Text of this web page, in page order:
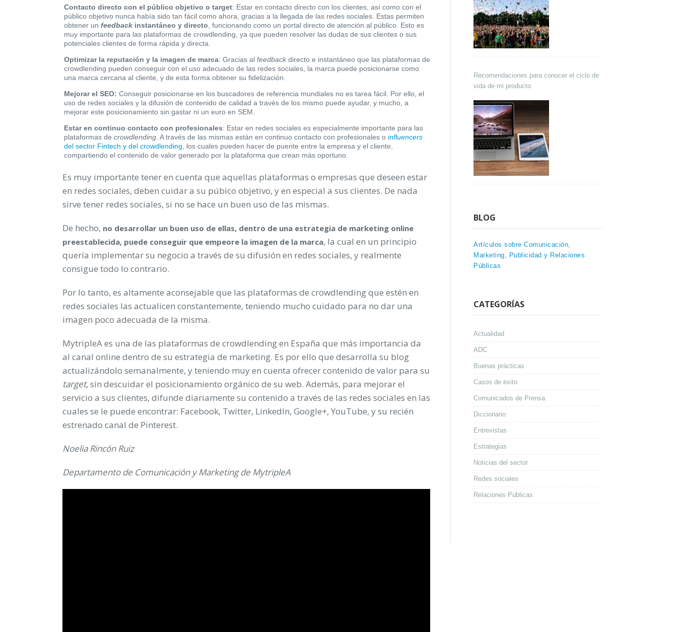
Contacto directo con el público objetivo o target: Estar en contacto directo con los clientes, así como con el
público objetivo nunca había sido tan fácil como ahora, gracias a la llegada de las redes sociales. Estas permiten
obtener un feedback instantáneo y directo , funcionando como un portal directo de atención al público. Esto es
muy importante para las plataformas de crowdlending, ya que pueden resolver las dudas de sus clientes o sus
potenciales clientes de forma rápida y directa.
Optimizar la reputación y la imagen de marca: Gracias al feedback directo e instantáneo que las plataformas de
crowdlending pueden conseguir con el uso adecuado de las redes sociales, la marca puede posicionarse como
una marca cercana al cliente, y de esta forma obtener su fidelización.
Mejorar el SEO: Conseguir posicionarse en los buscadores de referencia mundiales no es tarea fácil. Por ello, el
uso de redes sociales y la difusión de contenido de calidad a través de los mismo puede ayudar, y mucho, a
mejorar este posicionamiento sin gastar ni un euro en SEM.
Estar en continuo contacto con profesionales: Estar en redes sociales es especialmente importante para las
plataformas de crowdlending . A través de las mismas están en continuo contacto con profesionales o influencers
del sector Fintech y del crowdlending , los cuales pueden hacer de puente entre la empresa y el cliente,
compartiendo el contenido de valor generado por la plataforma que crean más oportuno.
Es muy importante tener en cuenta que aquellas plataformas o empresas que deseen estar
en redes sociales, deben cuidar a su púbico objetivo, y en especial a sus clientes. De nada
sirve tener redes sociales, si no se hace un buen uso de las mismas.
De hecho, no desarrollar un buen uso de ellas, dentro de una estrategia de marketing online
preestablecida, puede conseguir que empeore la imagen de la marca, la cual en un principio
quería implementar su negocio a través de su difusión en redes sociales, y realmente
consigue todo lo contrario.
Por lo tanto, es altamente aconsejable que las plataformas de crowdlending que estén en
redes sociales las actualicen constantemente, teniendo mucho cuidado para no dar una
imagen poco adecuada de la misma.
MytripleA es una de las plataformas de crowdlending en España que más importancia da
al canal online dentro de su estrategia de marketing. Es por ello que desarrolla su blog
actualizándolo semanalmente, y teniendo muy en cuenta ofrecer contenido de valor para su
target, sin descuidar el posicionamiento orgánico de su web. Además, para mejorar el
servicio a sus clientes, difunde diariamente su contenido a través de las redes sociales en las
cuales se le puede encontrar: Facebook, Twitter, LinkedIn, Google+, YouTube, y su recién
estrenado canal de Pinterest.
Noelia Rincón Ruiz
Departamento de Comunicación y Marketing de MytripleA
Recomendaciones para conocer el ciclo de
vida de mi producto
BLOG
Artículos sobre Comunicación,
Marketing, Publicidad y Relaciones
Públicas
CATEGORÍAS
Actualidad
ADC
Buenas prácticas
Casos de éxito
Comunicados de Prensa
Diccionario
Entrevistas
Estrategias
Noticias del sector
Redes sociales
Relaciones Públicas